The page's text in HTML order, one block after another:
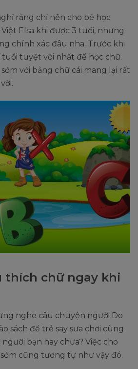
rằng chỉ nên cho bé học
Elsa khi được 3 tuổi, nhưng
chính xác đâu nha. Trước khi
tuổi tuyệt vời nhất để học chữ.
với bảng chữ cái mang lại rất
thích chữ ngay khi
nghe câu chuyện người Do
sách để trẻ say sưa chơi cùng
bạn hay chưa? Việc cho
cũng tương tự như vậy đó.